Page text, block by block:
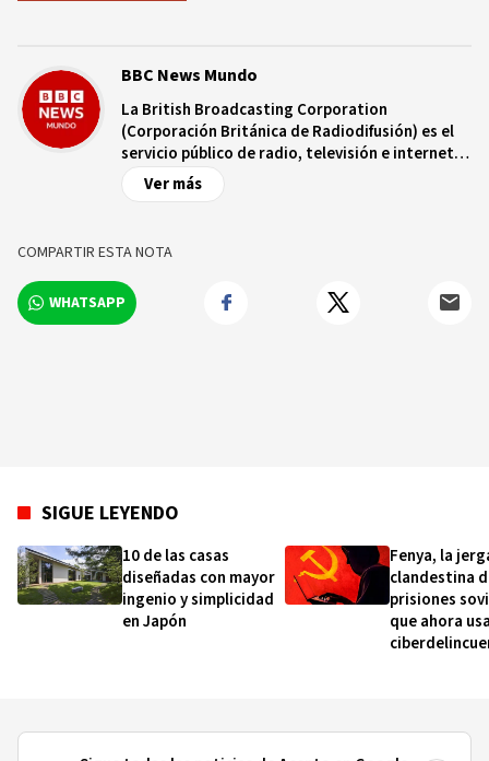
BBC News Mundo
La British Broadcasting Corporation
(Corporación Británica de Radiodifusión) es el
servicio público de radio, televisión e internet
de Reino Unido, con más de nueve décadas de
trayectoria. Es independiente de controles
independencia. La BBC cuenta con una red de
más de 250 corresponsales en territorio
británico y más de 100 ciudades capitales de
todo el mundo.
Ver más
COMPARTIR ESTA NOTA
WHATSAPP
SIGUE LEYENDO
10 de las casas
diseñadas con mayor
ingenio y simplicidad
en Japón
Fenya, la
clandestina
prisiones
que ahora